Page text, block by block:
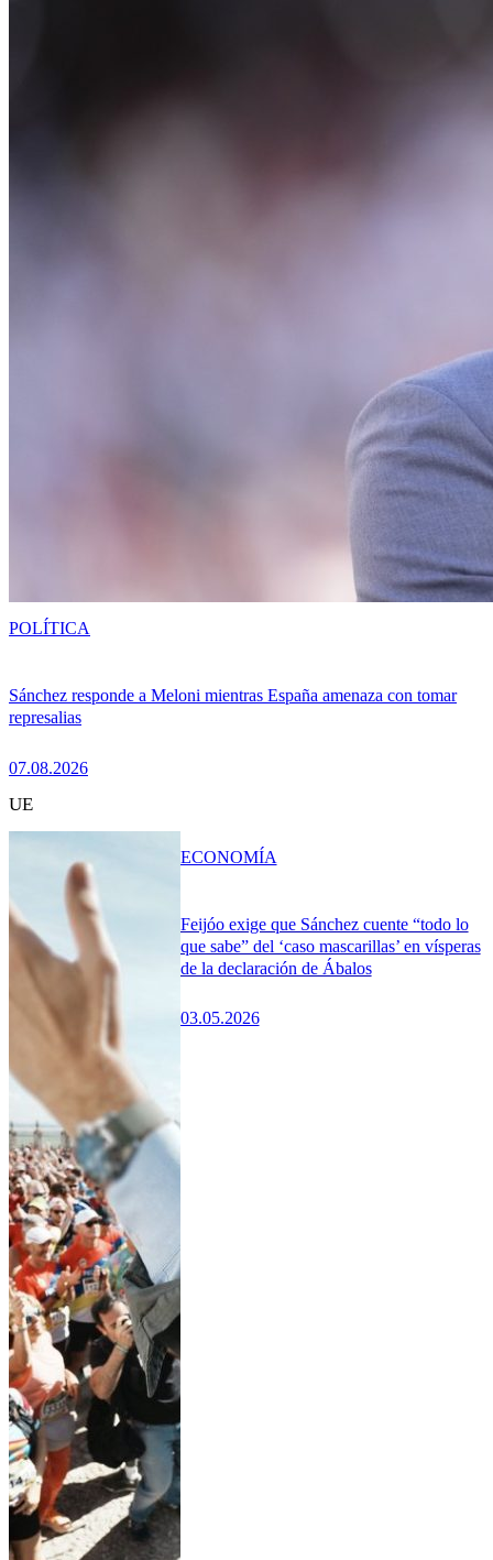
Sánchez responde a Meloni mientras España amenaza con tomar
represalias
07.08.2026
POLÍTICA
UE
Feijóo exige que Sánchez cuente “todo lo
que sabe” del ‘caso mascarillas’ en vísperas
de la declaración de Ábalos
03.05.2026
ECONOMÍA